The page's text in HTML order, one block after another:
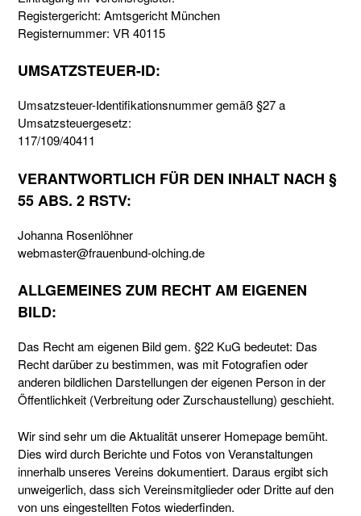
Registergericht: Amtsgericht München
Registernummer: VR 40115
UMSATZSTEUER-ID:
Umsatzsteuer-Identifikationsnummer gemäß §27 a
Umsatzsteuergesetz:
117/109/40411
VERANTWORTLICH FÜR DEN INHALT NACH §
55 ABS. 2 RSTV:
Johanna Rosenlöhner
webmaster@frauenbund-olching.de
ALLGEMEINES ZUM RECHT AM EIGENEN
BILD:
Das Recht am eigenen Bild gem. §22 KuG bedeutet: Das
Recht darüber zu bestimmen, was mit Fotografien oder
anderen bildlichen Darstellungen der eigenen Person in der
Öffentlichkeit (Verbreitung oder Zurschaustellung) geschieht.
Wir sind sehr um die Aktualität unserer Homepage bemüht.
Dies wird durch Berichte und Fotos von Veranstaltungen
innerhalb unseres Vereins dokumentiert. Daraus ergibt sich
unweigerlich, dass sich Vereinsmitglieder oder Dritte auf den
von uns eingestellten Fotos wiederfinden.